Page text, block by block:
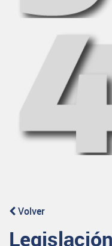
Volver